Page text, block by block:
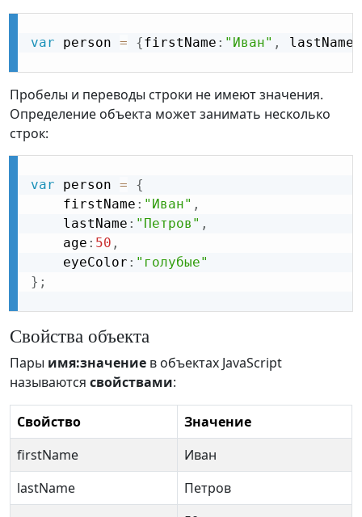
var person = {firstName : "Иван" , lastName
Пробелы и переводы строки не имеют значения.
Определение объекта может занимать несколько
строк:
var person =
{
    firstName
: "Иван" ,
    lastName
: "Петров" ,
    age
: 50 ,
    eyeColor
: "голубые"
} ;
Свойства объекта
Пары имя:значение в объектах JavaScript
называются свойствами:
Свойство
Значение
firstName
Иван
lastName
Петров